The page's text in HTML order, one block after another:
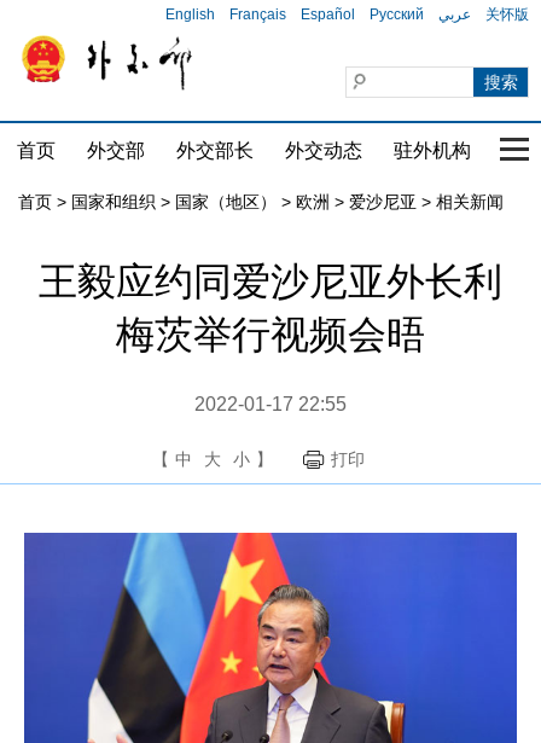
English Français Español Русский عربي 关怀版
首页 外交部 外交部长 外交动态 驻外机构 国
首页 > 国家和组织 > 国家（地区） > 欧洲 > 爱沙尼亚 > 相关新闻
王毅应约同爱沙尼亚外长利
梅茨举行视频会晤
2022-01-17 22:55
【 中 大 小 】 打印